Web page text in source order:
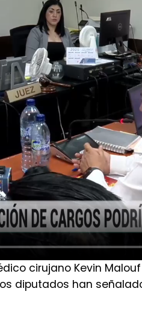
cirujano Kevin
diputados han
esta ley fue impulsada
(CICIG), pero
Aldana, la ley ha sido